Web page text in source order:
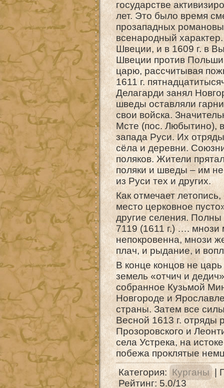
государстве
лет. Это было время
прозападных
всенародный
Швеции, и в 1609 г. в
Швеции против
царю, рассчитывая
1611 г.
Делагарди занял
шведы оставляли
свои войска.
Мсте (пос. Любытино),
запада Руси. Их
сёла и деревни.
поляков. Жители
поляки и шведы – им
из Руси тех и других.
Как отмечает
место церковное
другие селения. Полны
7119 (1611 г.) …. мнози
непокровенна, мнози
плач, и рыдание, и
В конце концов не
земель «отчич и
собранное Кузьмой
Новгороде и
страны. Затем все
Весной 1613 г. отряды
Прозоровского и
села Устрека, на
побежа проклятые
Категория: Курганы |
Рейтинг: 5.0/13